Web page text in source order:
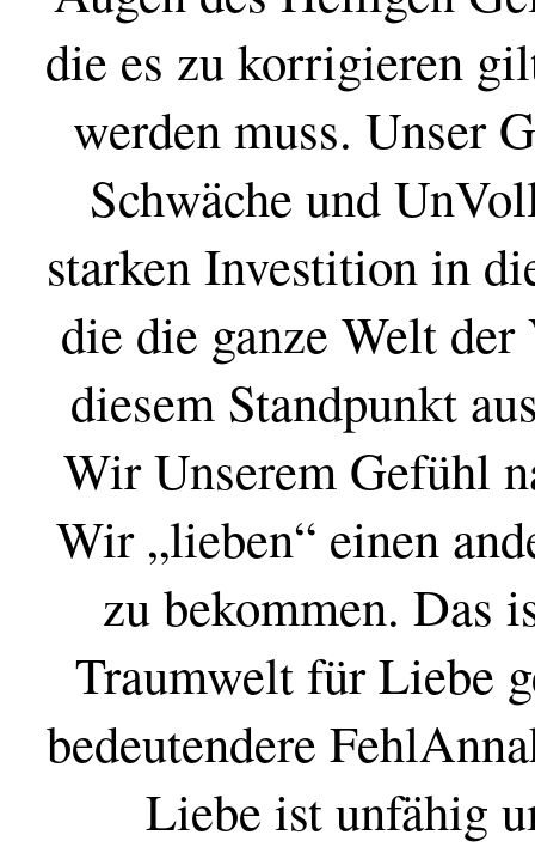
die es zu korrigieren
werden muss. Unser
Schwäche und
starken Investition in
die die ganze Welt
diesem Standpunkt
Wir Unserem Gefühl
Wir „lieben“ einen
zu bekommen. Das
Traumwelt für Liebe
bedeutendere
Liebe ist unfähig